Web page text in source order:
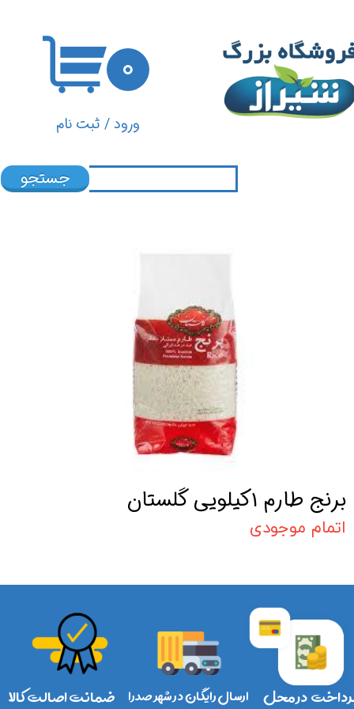
ورود/ ثبت نام
تغییر گذر واژه
سفارشات
۰
جستجو
برنج طارم 1کیلویی گلستان
اتمام موجودی
ارسال رایگان در شهر صدرا در محل ضمانت اصالت کالا